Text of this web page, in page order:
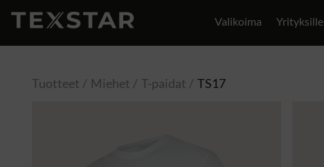
Valikoima Yrityksille
Tuotteet Miehet T-paidat TS17